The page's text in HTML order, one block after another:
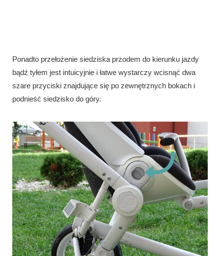
Ponadto przełożenie siedziska przodem do kierunku jazdy
bądź tyłem jest intuicyjnie i łatwe wystarczy wcisnąć dwa
szare przyciski znajdujące się po zewnętrznych bokach i
podnieść siedzisko do góry.